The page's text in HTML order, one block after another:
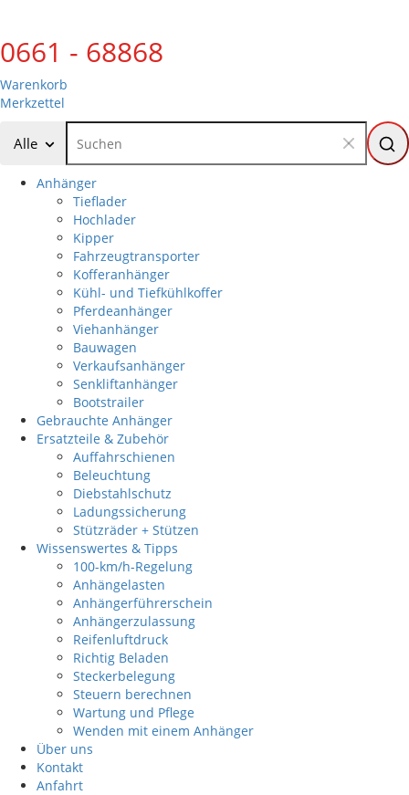
0661 - 68868
Warenkorb
Merkzettel
Alle
Anhänger
Tieflader
Hochlader
Kipper
Fahrzeugtransporter
Kofferanhänger
Kühl- und Tiefkühlkoffer
Pferdeanhänger
Viehanhänger
Bauwagen
Verkaufsanhänger
Senkliftanhänger
Bootstrailer
Gebrauchte Anhänger
Ersatzteile & Zubehör
Auffahrschienen
Beleuchtung
Diebstahlschutz
Ladungssicherung
Stützräder + Stützen
Wissenswertes & Tipps
100-km/h-Regelung
Anhängelasten
Anhängerführerschein
Anhängerzulassung
Reifenluftdruck
Richtig Beladen
Steckerbelegung
Steuern berechnen
Wartung und Pflege
Wenden mit einem Anhänger
Über uns
Kontakt
Anfahrt